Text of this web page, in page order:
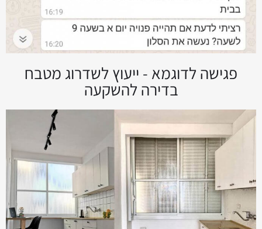
פגישה לדוגמא - ייעוץ לשדרוג מטבח
בדירה להשקעה